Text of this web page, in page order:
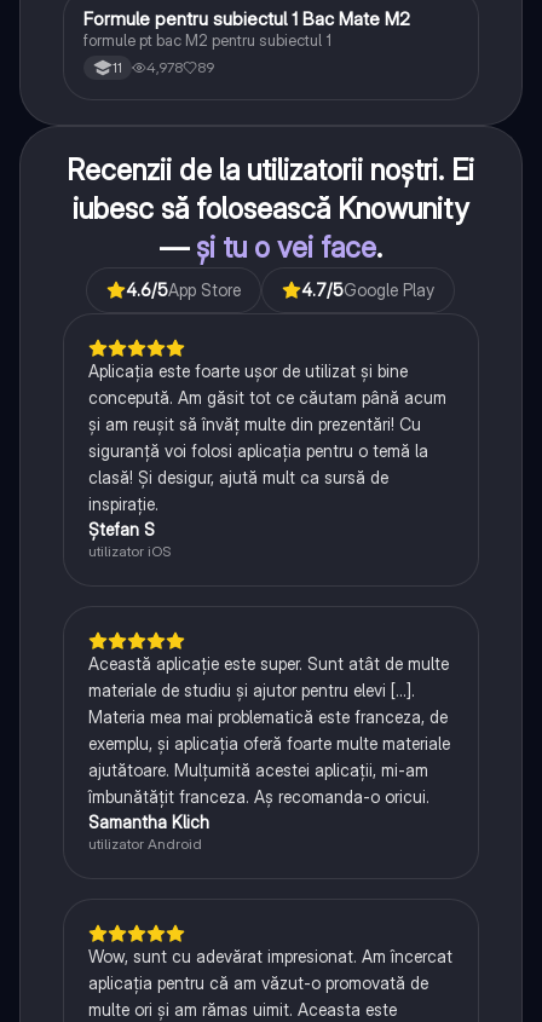
Matematică
Formule pentru subiectul 1 Bac Mate M2
formule pt bac M2 pentru subiectul 1
11 4,978 89
Recenzii de la utilizatorii noștri. Ei
iubesc să folosească Knowunity
— și tu o vei face.
4.6/5App Store 4.7/5Google Play
Aplicația este foarte ușor de utilizat și bine
concepută. Am găsit tot ce căutam până acum
și am reușit să învăț multe din prezentări! Cu
siguranță voi folosi aplicația pentru o temă la
clasă! Și desigur, ajută mult ca sursă de
inspirație.
Ștefan S
utilizator iOS
Această aplicație este super. Sunt atât de multe
materiale de studiu și ajutor pentru elevi [...].
Materia mea mai problematică este franceza, de
exemplu, și aplicația oferă foarte multe materiale
ajutătoare. Mulțumită acestei aplicații, mi-am
îmbunătățit franceza. Aș recomanda-o oricui.
Samantha Klich
utilizator Android
Wow, sunt cu adevărat impresionat. Am încercat
aplicația pentru că am văzut-o promovată de
multe ori și am rămas uimit. Aceasta este